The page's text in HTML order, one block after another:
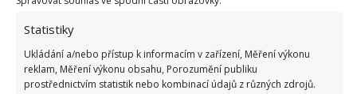
Statistiky
Ukládání a/nebo přístup k informacím v zařízení, Měření výkonu
reklam, Měření výkonu obsahu, Porozumění publiku
prostřednictvím statistik nebo kombinací údajů z různých zdrojů.
poměrně stará, ale neméně účinná. Budete
potřebovat 4-5 lžic medu nebo sladkého sirupu,
který smícháte s 1 polévkovou lžící droždí. Pokud je